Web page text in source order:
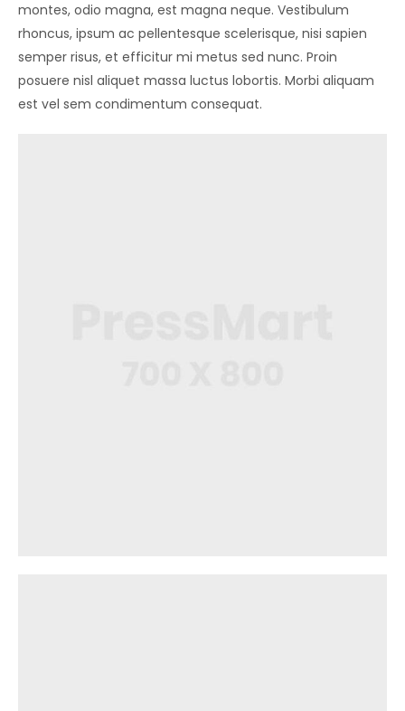
montes, odio magna, est magna neque. Vestibulum
rhoncus, ipsum ac pellentesque scelerisque, nisi sapien
semper risus, et efficitur mi metus sed nunc. Proin
posuere nisl aliquet massa luctus lobortis. Morbi aliquam
est vel sem condimentum consequat.